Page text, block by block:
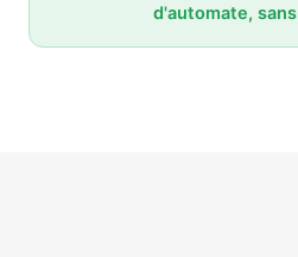
d'automate,